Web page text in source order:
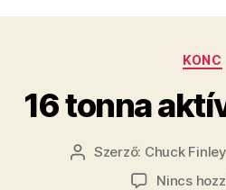
KONC
16 tonna
Bejegyzés
Szerző: Chuck Finley
Nincs